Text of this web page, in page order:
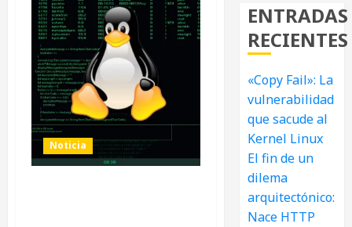
Noticia
ENTRADAS
RECIENTES
«Copy Fail»: La
vulnerabilidad
que sacude al
Kernel Linux
El fin de un
dilema
arquitectónico:
Nace HTTP